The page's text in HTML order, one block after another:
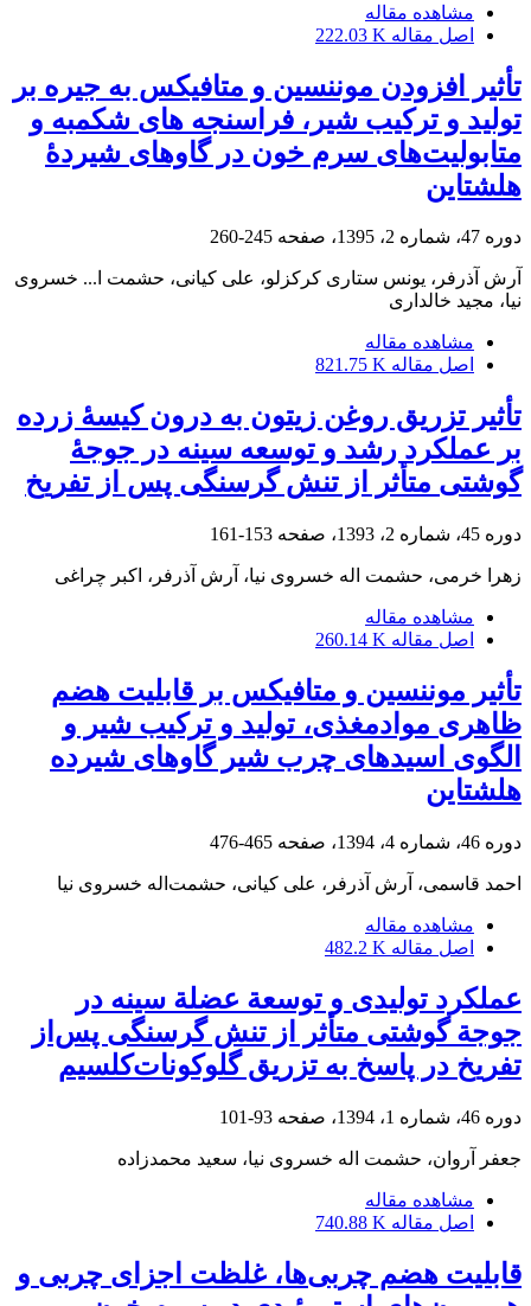
مشاهده مقاله
اصل مقاله 222.03 K
تأثیر افزودن موننسین و متافیکس به جیره بر
تولید و ترکیب شیر، فراسنجه های شکمبه و
متابولیت‌های سرم خون در گاوهای شیردۀ
هلشتاین
دوره 47، شماره 2، 1395، صفحه 245-260
آرش آذرفر، یونس ستاری کرکزلو، علی کیانی، حشمت ا... خسروی
نیا، مجید خالداری
مشاهده مقاله
اصل مقاله 821.75 K
تأثیر تزریق روغن زیتون به درون کیسۀ زرده
بر عملکرد رشد و توسعه سینه در جوجۀ
گوشتی متأثر از تنش گرسنگی پس از تفریخ
دوره 45، شماره 2، 1393، صفحه 153-161
زهرا خرمی، حشمت اله خسروی نیا، آرش آذرفر، اکبر چراغی
مشاهده مقاله
اصل مقاله 260.14 K
تأثیر موننسین و متافیکس بر قابلیت هضم
ظاهری موادمغذی، تولید و ترکیب شیر و
الگوی اسیدهای چرب شیر گاوهای شیرده
هلشتاین
دوره 46، شماره 4، 1394، صفحه 465-476
احمد قاسمی، آرش آذرفر، علی کیانی، حشمت‌اله خسروی نیا
مشاهده مقاله
اصل مقاله 482.2 K
عملکرد تولیدی و توسعة عضلة سینه در
جوجة گوشتی متأثر از تنش گرسنگی پس‌از
تفریخ در پاسخ به تزریق گلوکونات‌کلسیم
دوره 46، شماره 1، 1394، صفحه 93-101
جعفر آروان، حشمت اله خسروی نیا، سعید محمدزاده
مشاهده مقاله
اصل مقاله 740.88 K
قابلیت هضم چربی‌ها، غلظت اجزای چربی و